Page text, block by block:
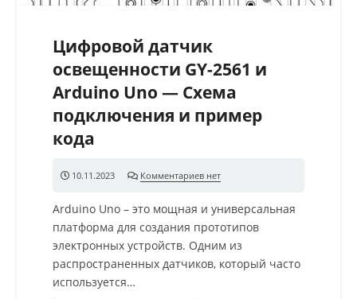
Цифровой датчик
освещенности GY-2561 и
Arduino Uno — Схема
подключения и пример
кода
10.11.2023 Комментариев нет
Arduino Uno – это мощная и универсальная
платформа для создания прототипов
электронных устройств. Одним из
распространенных датчиков, который часто
используется…